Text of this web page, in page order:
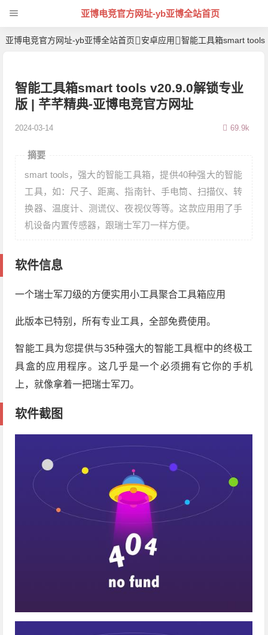
亚博电竞官方网址-yb亚博全站首页
亚博电竞官方网址-yb亚博全站首页 安卓应用 智能工具箱smart
智能工具箱smart tools v20.9.0解锁专业
版 | 芊芊精典-亚博电竞官方网址
2024-03-14 69.9k
摘要
smart tools，强大的智能工具箱，提供40种强大的智能
工具，如：尺子、距离、指南针、手电筒、扫描仪、转
换器、温度计、测谎仪、夜视仪等等。这款应用用了手
机设备内置传感器，跟瑞士军刀一样方便。
软件信息
一个瑞士军刀级的方便实用小工具聚合工具箱应用
此版本已特别，所有专业工具，全部免费使用。
智能工具为您提供与35种强大的智能工具框中的终极工
具盒的应用程序。这几乎是一个必须拥有它你的手机
上，就像拿着一把瑞士军刀。
软件截图